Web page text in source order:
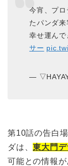
今宵、プ
たパンダ来
幸せ運ん
サー
—
第10話の告白
ダは、東大門
可能との情報が